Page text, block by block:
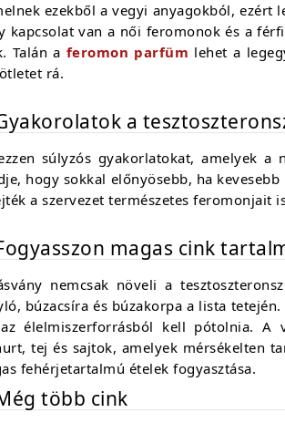
ezekből a vegyi anyagokból, ezért
kapcsolat van a női feromonok és a
Talán a feromon parfüm lehet a
rá.
a
súlyzós gyakorlatokat, amelyek a
hogy sokkal előnyösebb, ha
a szervezet természetes feromonjait
magas cink
nemcsak növeli a
búzacsíra és búzakorpa a lista
élelmiszerforrásból kell pótolnia. A
tej és sajtok, amelyek mérsékelten
fehérjetartalmú ételek fogyasztása.
több cink